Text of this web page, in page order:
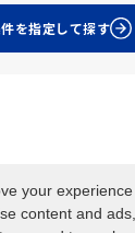
your experience
content and
を指定して探す